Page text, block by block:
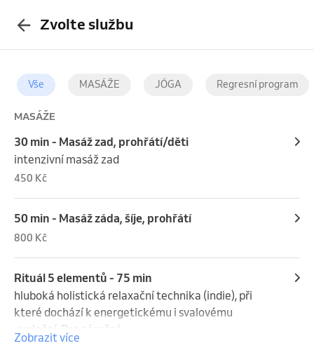
Zvolte službu
Vše MASÁŽE JÓGA Regresní program
MASÁŽE
30 min - Masáž zad, prohřátí/děti
intenzivní masáž zad
450 Kč
50 min - Masáž záda, šíje, prohřátí
800 Kč
Rituál 5 elementů - 75 min
hluboká holistická relaxační technika (indie), při
které dochází k energetickému i svalovému
uvolnění. Pro náročné.
Zobrazit více